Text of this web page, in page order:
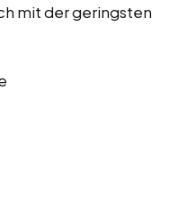
mit der geringsten